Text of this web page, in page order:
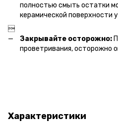
полностью смыть остатки
керамической поверхности

Закрывайте осторожно:
проветривания, осторожно
Характеристики